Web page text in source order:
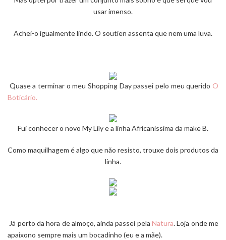
usar imenso.
Achei-o igualmente lindo. O soutien assenta que nem uma luva.
Quase a terminar o meu Shopping Day passei pelo meu querido O
Boticário.
Fui conhecer o novo My Lily e a linha Africaníssima da make B.
Como maquilhagem é algo que não resisto, trouxe dois produtos da
linha.
Já perto da hora de almoço, ainda passei pela Natura. Loja onde me
apaixono sempre mais um bocadinho (eu e a mãe).